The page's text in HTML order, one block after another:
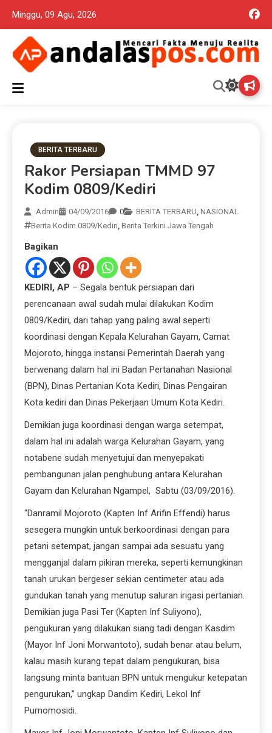
Minggu, 09 Agu, 2026
Andalas Pos Situs Berita
Mencari Fakta Menuju Realita memuat ragam berita aktual dan
terpercaya seputar politik nasional, daerah dan ragam berita
BERITA TERBARU
Rakor Persiapan TMMD 97
Kodim 0809/Kediri
Admin 04/09/2016 0 BERITA TERBARU NASIONAL
Berita Kodim 0809/Kediri Berita Terkini Jawa Tengah
Bagikan
KEDIRI, AP – Segala bentuk persiapan dari
perencanaan awal sudah mulai dilakukan Kodim
0809/Kediri, dari tahap yang paling awal seperti
koordinasi dengan Kepala Kelurahan Gayam, Camat
Mojoroto, hingga instansi Pemerintah Daerah yang
berwenang dalam hal ini Badan Pertanahan Nasional
(BPN), Dinas Pertanian Kota Kediri, Dinas Pengairan
Kota kediri dan Dinas Pekerjaan Umum Kota Kediri.
Demikian juga koordinasi dengan warga setempat,
dalam hal ini adalah warga Kelurahan Gayam, yang
notabene sudah menyetujui dan menyepakati
pembangunan jalan penghubung antara Kelurahan
Gayam dan Kelurahan Ngampel, Sabtu (03/09/2016).
“Danramil Mojoroto (Kapten Inf Arifin Effendi) harus
sesegera mungkin untuk berkoordinasi dengan para
petani setempat, jangan sampai ada sesuatu yang
mengganjal dalam pikiran mereka, seperti kemungkinan
tanah urukan bergeser sekian centimeter atau ada
gundukan tanah yang menutup saluran irigasi pertanian.
Demikian juga Pasi Ter (Kapten Inf Suliyono),
pengukuran yang dilakukan siang tadi dengan Kasdim
(Mayor Inf Joni Morwantoto), sudah benar atau belum,
kalau masih kurang tepat dalam pengukuran, bisa
langsung minta bantuan BPN untuk mengukur ketepatan
pengurukan,” ungkap Dandim Kediri, Lekol Inf
Purnomosidi.